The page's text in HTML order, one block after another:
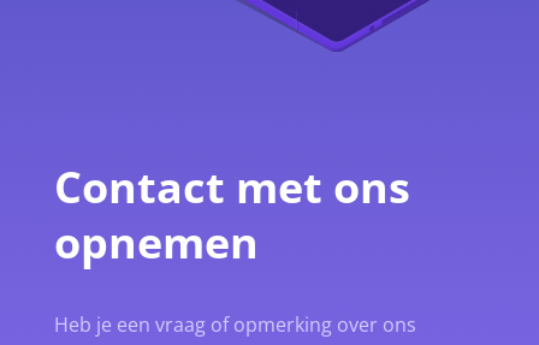
Contact met ons
opnemen
Heb je een vraag of opmerking over ons